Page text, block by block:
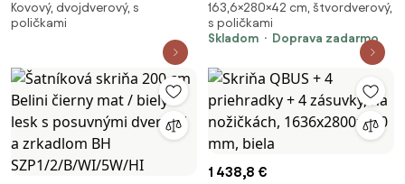
čierny mat / čierny lesk s
posuvnými dverami BM
Kovový, dvojdverový, s
poličkami
zásuvky, na nožičkách,
1636x2800x420 mm, čierna,
svetlošedá
163,6×280×42 cm, štvordverový,
s poličkami
Skladom
Doprava zadarmo
1 438,8 €